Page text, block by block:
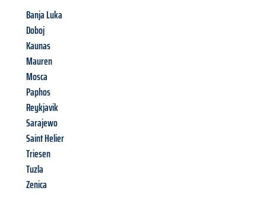
Banja Luka
Doboj
Kaunas
Mauren
Mosca
Paphos
Reykjavik
Sarajewo
Saint Helier
Triesen
Tuzla
Zenica